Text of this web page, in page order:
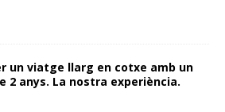
un viatge llarg en cotxe amb un
2 anys. La nostra experiència.